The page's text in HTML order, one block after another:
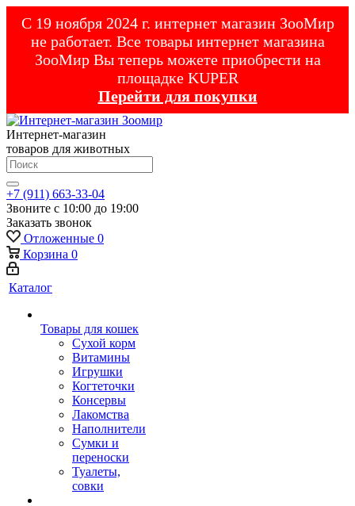
С 19 ноября 2024 г. интернет магазин ЗооМир
не работает. Все товары интернет магазина
ЗооМир Вы теперь можете приобрести на
площадке KUPER
Перейти для покупки
Интернет-магазин
товаров для животных
+7 (911) 663-33-04
Звоните с 10:00 до 19:00
Заказать звонок
Отложенные 0
Корзина 0
Каталог
Товары для кошек
Cухой корм
Витамины
Игрушки
Когтеточки
Консервы
Лакомства
Наполнители
Сумки и
переноски
Туалеты,
совки